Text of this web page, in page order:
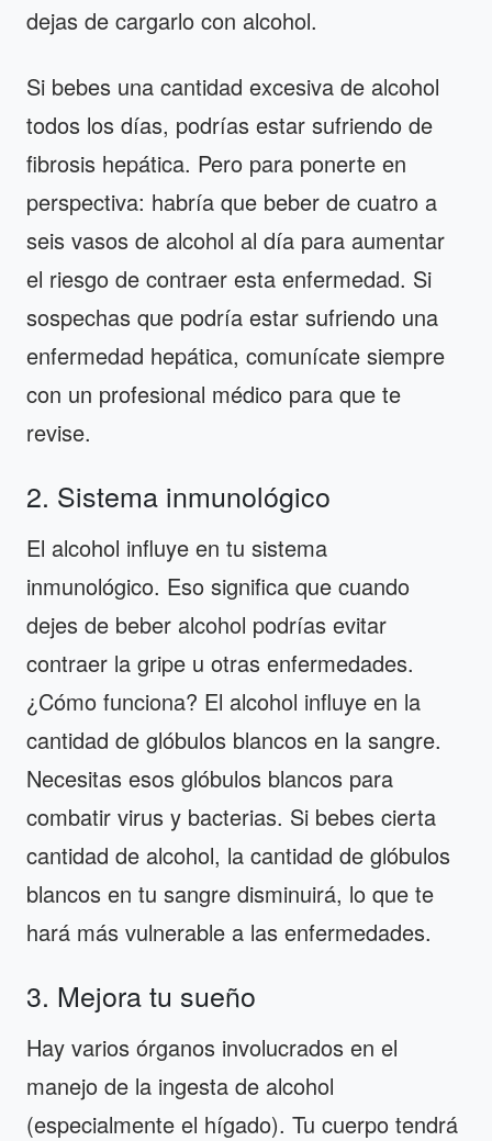
dejas de cargarlo con alcohol.
Si bebes una cantidad excesiva de alcohol
todos los días, podrías estar sufriendo de
fibrosis hepática. Pero para ponerte en
perspectiva: habría que beber de cuatro a
seis vasos de alcohol al día para aumentar
el riesgo de contraer esta enfermedad. Si
sospechas que podría estar sufriendo una
enfermedad hepática, comunícate siempre
con un profesional médico para que te
revise.
2. Sistema inmunológico
El alcohol influye en tu sistema
inmunológico. Eso significa que cuando
dejes de beber alcohol podrías evitar
contraer la gripe u otras enfermedades.
¿Cómo funciona? El alcohol influye en la
cantidad de glóbulos blancos en la sangre.
Necesitas esos glóbulos blancos para
combatir virus y bacterias. Si bebes cierta
cantidad de alcohol, la cantidad de glóbulos
blancos en tu sangre disminuirá, lo que te
hará más vulnerable a las enfermedades.
3. Mejora tu sueño
Hay varios órganos involucrados en el
manejo de la ingesta de alcohol
(especialmente el hígado). Tu cuerpo tendrá